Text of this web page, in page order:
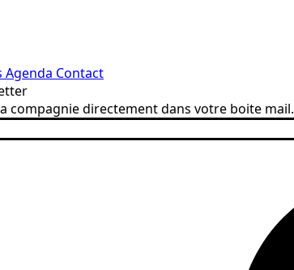
Agenda Contact
compagnie directement dans votre boite mail.